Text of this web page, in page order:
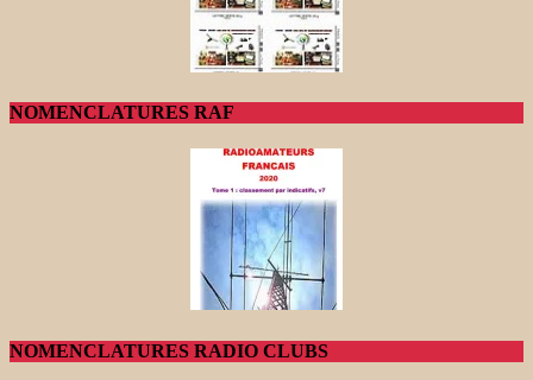
NOMENCLATURES RAF
NOMENCLATURES RADIO CLUBS